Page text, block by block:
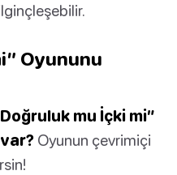
Oyununu
mu İçki mi”
Oyunun çevrimiçi